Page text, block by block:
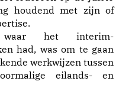
houdend met zijn of
het interim-
had, was om te gaan
werkwijzen tussen
eilands- en